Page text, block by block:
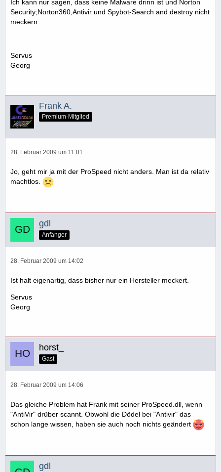
Ich kann nur sagen, dass keine Malware drinn ist und Norton
Security;Norton360,Antivir und Spybot-Search and destroy nicht
meckern.
Servus
Georg
Frank A.
Premium-Mitglied
28. Februar 2009 um 11:01
Jo, geht mir ja mit der ProSpeed nicht anders. Man ist da relativ
machtlos.
gdl
Anfänger
28. Februar 2009 um 14:02
Ist halt eigenartig, dass bisher nur ein Hersteller meckert.
Servus
Georg
horst_
Gast
28. Februar 2009 um 14:06
Das gleiche Problem hat Frank mit seiner ProSpeed.dll, wenn
"AntiVir" drüber scannt. Obwohl die Dödel bei "Antivir" das
schon lange wissen, haben sie auch noch nichts geändert
gdl